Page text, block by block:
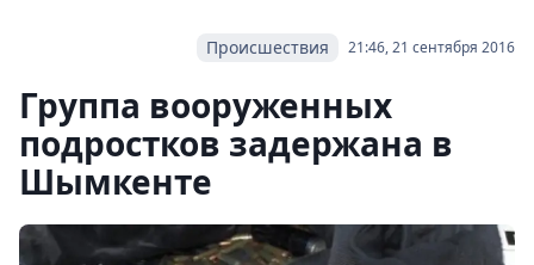
21:46, 21 сентября 2016
Происшествия
Группа вооруженных
подростков задержана в
Шымкенте